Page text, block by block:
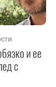
и ее
с